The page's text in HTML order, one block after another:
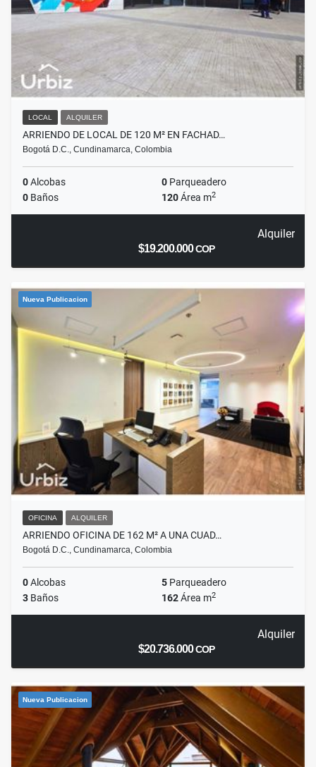
LOCAL ALQUILER
ARRIENDO DE LOCAL DE 120 M² EN FACHAD…
Bogotá D.C., Cundinamarca, Colombia
0Alcobas 0 Parqueadero
0 Baños 120Área m2
Alquiler
$19.200.000COP
Nueva Publicacion
OFICINA ALQUILER
ARRIENDO OFICINA DE 162 M² A UNA CUAD…
Bogotá D.C., Cundinamarca, Colombia
0Alcobas 5 Parqueadero
3 Baños 162Área m2
Alquiler
$20.736.000COP
Nueva Publicacion